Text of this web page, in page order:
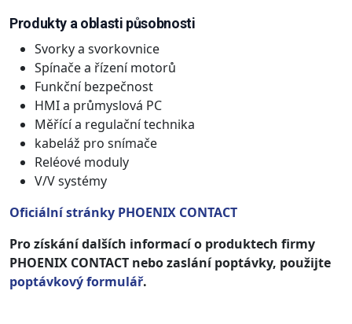
Produkty a oblasti působnosti
Svorky a svorkovnice
Spínače a řízení motorů
Funkční bezpečnost
HMI a průmyslová PC
Měřící a regulační technika
kabeláž pro snímače
Reléové moduly
V/V systémy
Oficiální stránky PHOENIX CONTACT
Pro získání dalších informací o produktech firmy
PHOENIX CONTACT nebo zaslání poptávky, použijte
poptávkový formulář.